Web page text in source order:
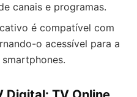
canais e programas.
é compatível com
o acessível para a